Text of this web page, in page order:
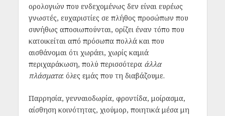
ορολογιών που ενδεχομένως δεν είναι ευρέως
γνωστές, ευχαριστίες σε πλήθος προσώπων που
συνήθως αποσιωπούνται, ορίζει έναν τόπο που
κατοικείται από πρόσωπα πολλά και που
αισθάνομαι ότι χωράει, χωρίς καμιά
περιχαράκωση, πολύ περισσότερα άλλα
πλάσματα: όλες εμάς που τη διαβάζουμε.
Παρρησία, γενναιοδωρία, φροντίδα, μοίρασμα,
αίσθηση κοινότητας, χιούμορ, ποιητικά μέσα μη